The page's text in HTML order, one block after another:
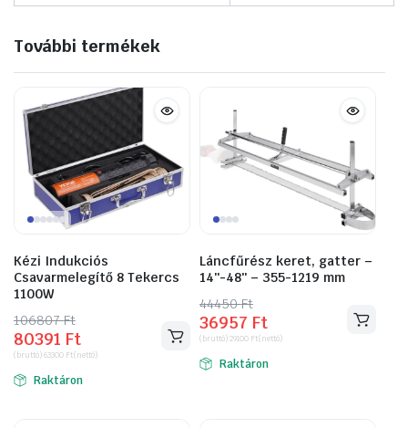
További termékek
Kézi Indukciós
Csavarmelegítő 8 Tekercs
1100W
106807Ft
Original
price
was:
106807 Ft.
80391 Ft
Current
price
is:
80391 Ft.
(bruttó)63300 Ft(nettó)
Raktáron
Láncfűrész keret, gatter –
14″-48″ – 355-1219 mm
44450Ft
Original
price
was:
44450 Ft.
36957 Ft
Current
price
is:
36957 Ft.
(bruttó)29100 Ft(nettó)
Raktáron